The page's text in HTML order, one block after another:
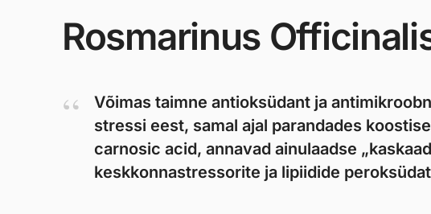
Rosmarinus
Võimas taimne antioksüdant ja
stressi eest, samal ajal parandades
carnosic acid, annavad ainulaadse
keskkonnastressorite ja lipiidide